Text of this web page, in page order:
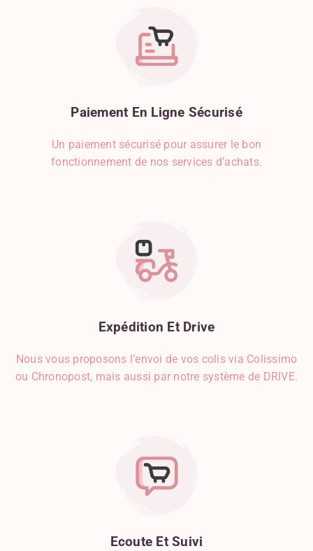
Paiement En Ligne Sécurisé
Un paiement sécurisé pour assurer le bon
fonctionnement de nos services d’achats.
Expédition Et Drive
Nous vous proposons l’envoi de vos colis via Colissimo
ou Chronopost, mais aussi par notre système de DRIVE.
Ecoute Et Suivi